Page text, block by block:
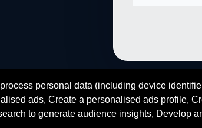
personal data (including device
ads, Create a personalised ads profile,
to generate audience insights, Develop
fr en es zh ar
hi
© 2026 SENDEYO - All rights reserved